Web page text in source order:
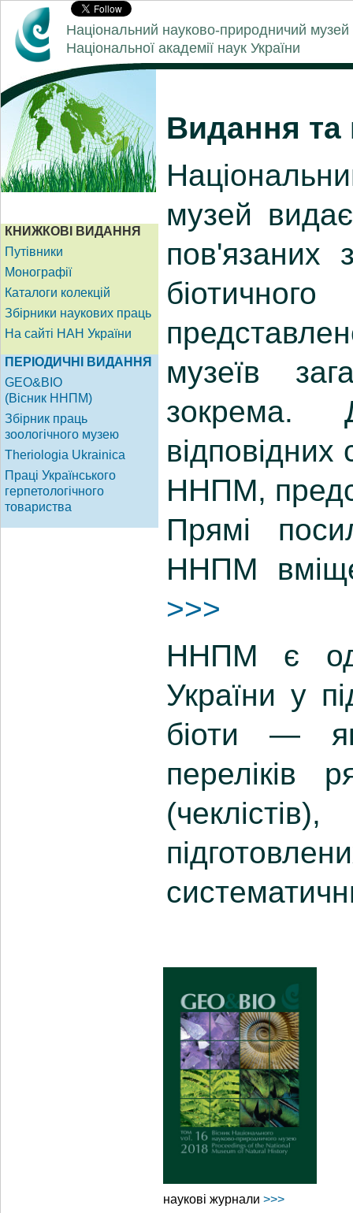
Національний науково-природничий музей
Національної академії наук України
Видання
музей
пов'язаних
музеїв
зокрема.
відповідних
ННПМ,
Прямі
ННПМ
>>>
ННПМ є
України у
біоти —
переліків
наукові журнали >>>